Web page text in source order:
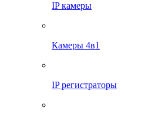
IP камеры
Камеры 4в1
IP регистраторы